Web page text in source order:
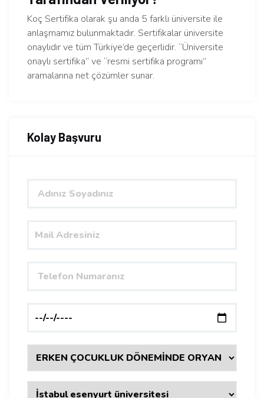
Koç Sertifika olarak şu anda 5 farklı üniversite ile
anlaşmamız bulunmaktadır. Sertifikalar üniversite
onaylıdır ve tüm Türkiye’de geçerlidir. “Üniversite
onaylı sertifika” ve “resmi sertifika programı”
aramalarına net çözümler sunar.
Kolay Başvuru